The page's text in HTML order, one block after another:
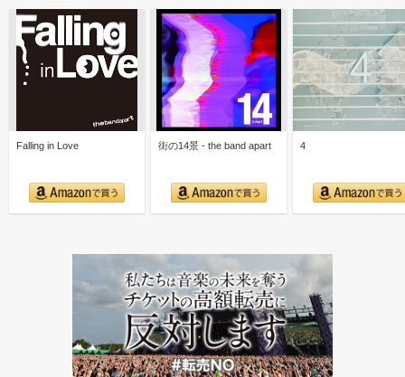
Falling in Love 街の14景 - the band apart 4